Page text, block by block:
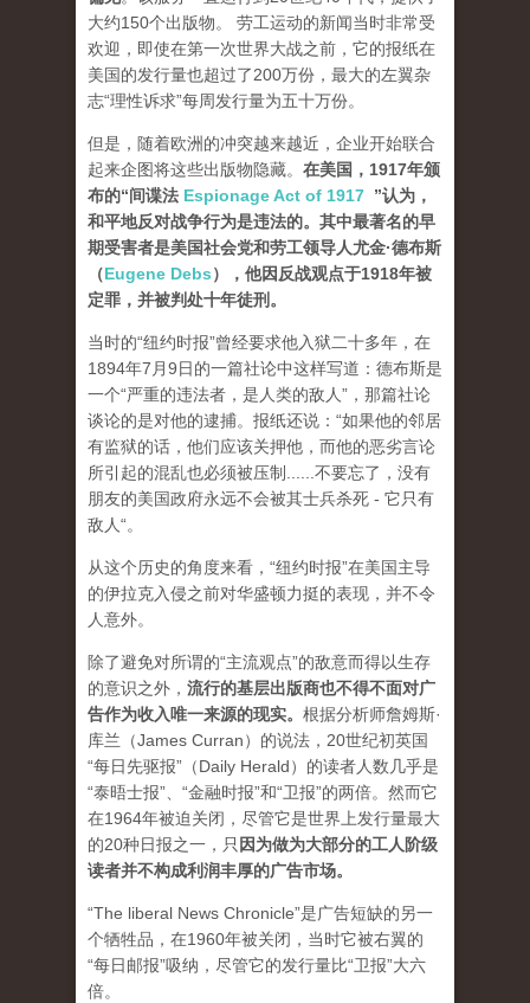
大约150个出版物。 劳工运动的新闻当时非常受
欢迎，即使在第一次世界大战之前，它的报纸在
美国的发行量也超过了200万份，最大的左翼杂
志“理性诉求”每周发行量为五十万份。
但是，随着欧洲的冲突越来越近，企业开始联合
起来企图将这些出版物隐藏。 在美国，1917年颁
布的“间谍法 Espionage Act of 1917 ”认为，
和平地反对战争行为是违法的。其中最著名的早
期受害者是美国社会党和劳工领导人尤金·德布斯
（Eugene Debs），他因反战观点于1918年被
定罪，并被判处十年徒刑。
当时的“纽约时报”曾经要求他入狱二十多年，在
1894年7月9日的一篇社论中这样写道：德布斯是
一个“严重的违法者，是人类的敌人”，那篇社论
谈论的是对他的逮捕。报纸还说：“如果他的邻居
有监狱的话，他们应该关押他，而他的恶劣言论
所引起的混乱也必须被压制......不要忘了，没有
朋友的美国政府永远不会被其士兵杀死 - 它只有
敌人“。
从这个历史的角度来看，“纽约时报”在美国主导
的伊拉克入侵之前对华盛顿力挺的表现，并不令
人意外。
除了避免对所谓的“主流观点”的敌意而得以生存
的意识之外， 流行的基层出版商也不得不面对广
告作为收入唯一来源的现实。 根据分析师詹姆斯·
库兰（James Curran）的说法，20世纪初英国
“每日先驱报”（Daily Herald）的读者人数几乎是
“泰晤士报”、“金融时报”和“卫报”的两倍。然而它
在1964年被迫关闭，尽管它是世界上发行量最大
的20种日报之一， 只 因为做为大部分的工人阶级
读者并不构成利润丰厚的广告市场。
“The liberal News Chronicle”是广告短缺的另一
个牺牲品，在1960年被关闭，当时它被右翼的
“每日邮报”吸纳，尽管它的发行量比“卫报”大六
倍。